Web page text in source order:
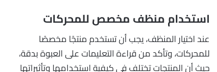
استخدام منظف مخصص للمحركات
عند اختيار المنظف، يجب أن تستخدم منتجًا مخصصًا
للمحركات، وتأكد من قراءة التعليمات على العبوة بدقة،
حيث أن المنتجات تختلف في كيفية استخدامها وتأثيراتها